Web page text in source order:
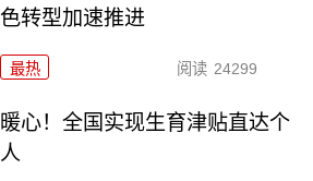
色转型加速推进
最热 阅读 24299
暖心！全国实现生育津贴直达个
人